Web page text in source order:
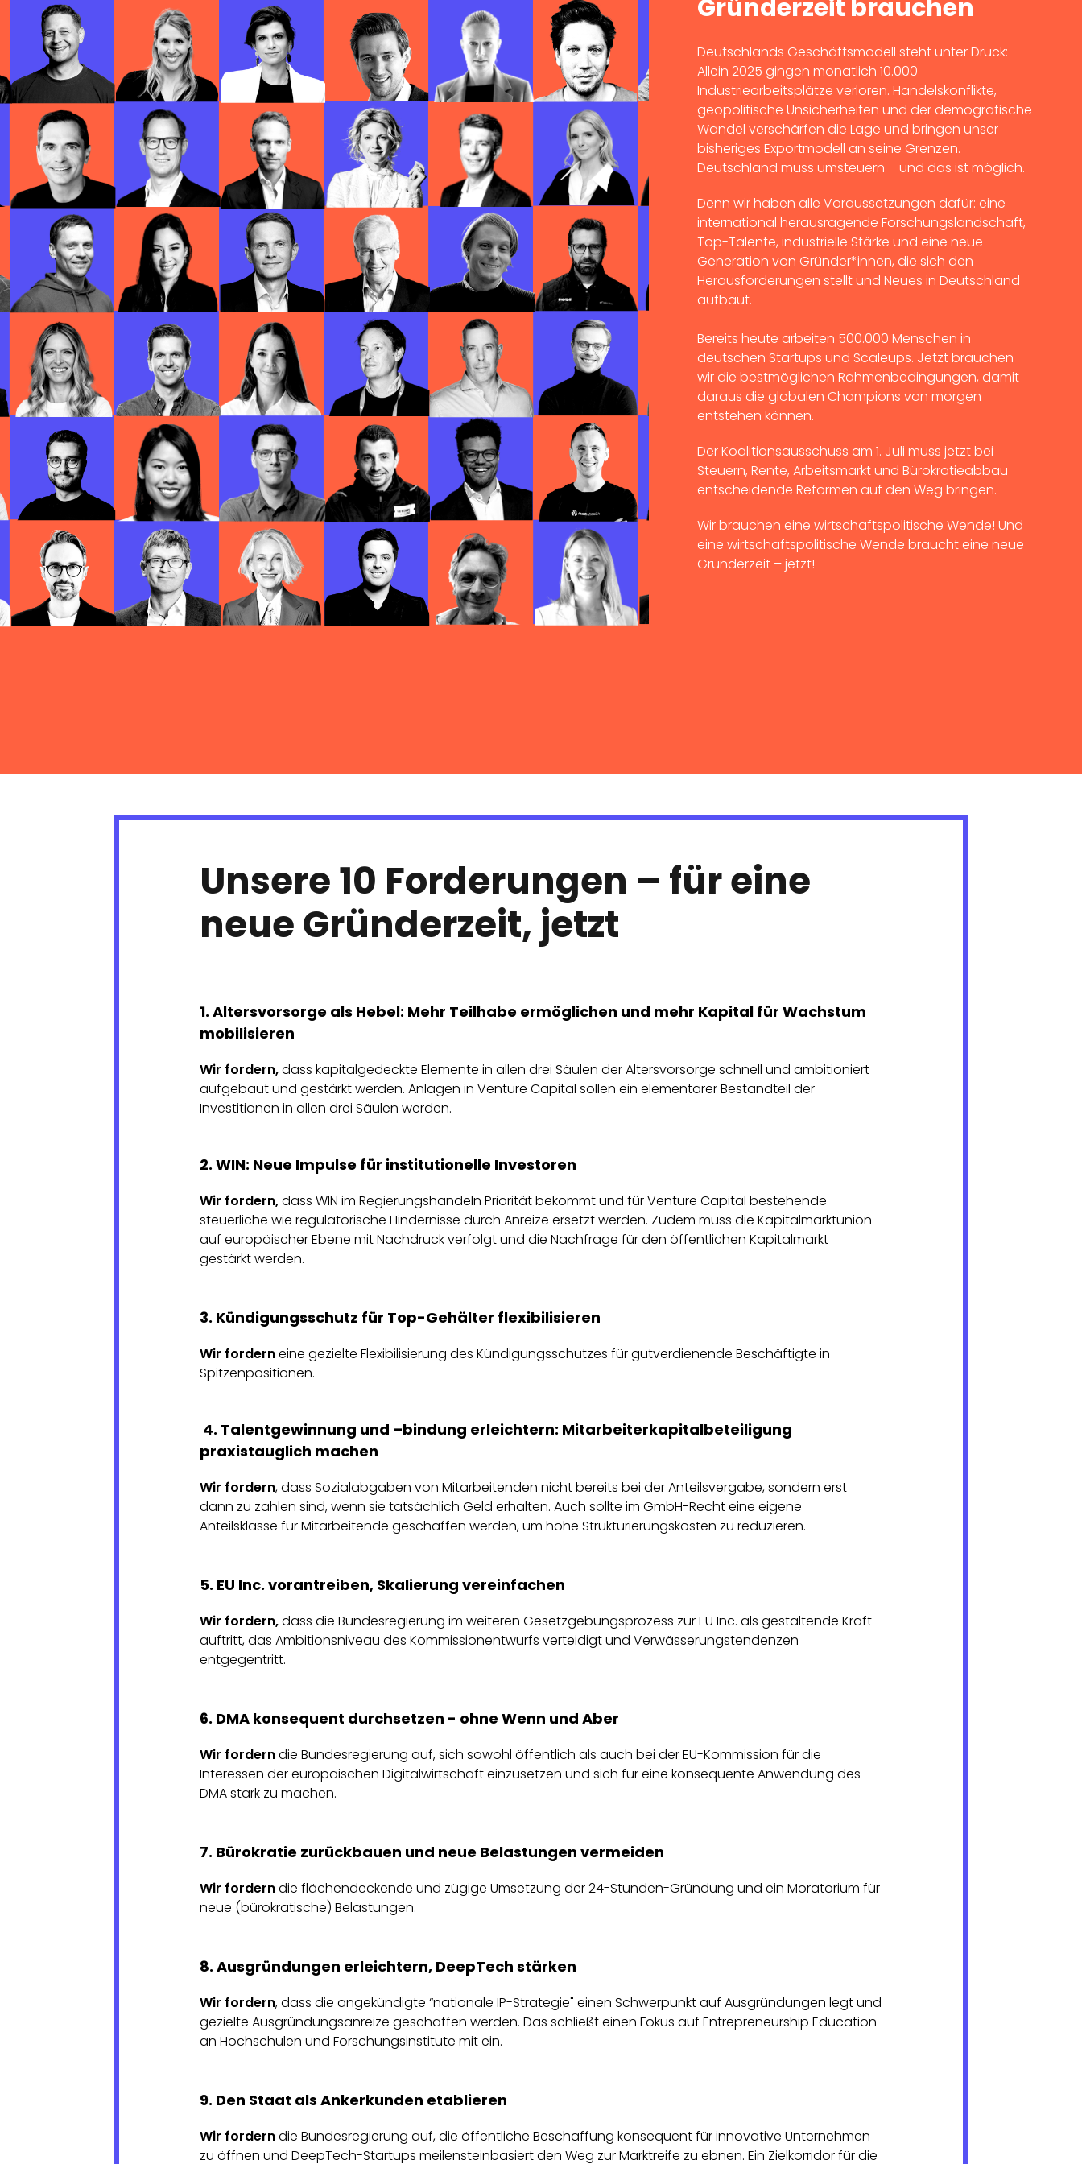
Gründerzeit brauchen
Deutschlands Geschäftsmodell steht unter Druck:
Allein 2025 gingen monatlich 10.000
Industriearbeitsplätze verloren. Handelskonflikte,
geopolitische Unsicherheiten und der demografische
Wandel verschärfen die Lage und bringen unser
bisheriges Exportmodell an seine Grenzen.
Deutschland muss umsteuern – und das ist möglich.
Denn wir haben alle Voraussetzungen dafür: eine
international herausragende Forschungslandschaft,
Top-Talente, industrielle Stärke und eine neue
Generation von Gründer*innen, die sich den
Herausforderungen stellt und Neues in Deutschland
aufbaut.
Bereits heute arbeiten 500.000 Menschen in
deutschen Startups und Scaleups. Jetzt brauchen
wir die bestmöglichen Rahmenbedingungen, damit
daraus die globalen Champions von morgen
entstehen können.
Der Koalitionsausschuss am 1. Juli muss jetzt bei
Steuern, Rente, Arbeitsmarkt und Bürokratieabbau
entscheidende Reformen auf den Weg bringen.
Wir brauchen eine wirtschaftspolitische Wende! Und
eine wirtschaftspolitische Wende braucht eine neue
Gründerzeit – jetzt!
Unsere 10 Forderungen – für eine
neue Gründerzeit, jetzt
1. Altersvorsorge als Hebel: Mehr Teilhabe ermöglichen und mehr Kapital für Wachstum
mobilisieren
Wir fordern,dass kapitalgedeckte Elemente in allen drei Säulen der Altersvorsorge schnell und ambitioniert
aufgebaut und gestärkt werden. Anlagen in Venture Capital sollen ein elementarer Bestandteil der
Investitionen in allen drei Säulen werden.
2. WIN: Neue Impulse für institutionelle Investoren
Wir fordern,dass WIN im Regierungshandeln Priorität bekommt und für Venture Capital bestehende
steuerliche wie regulatorische Hindernisse durch Anreize ersetzt werden. Zudem muss die Kapitalmarktunion
auf europäischer Ebene mit Nachdruck verfolgt und die Nachfrage für den öffentlichen Kapitalmarkt
gestärkt werden.
3. Kündigungsschutz für Top-Gehälter flexibilisieren
Wir forderneine gezielte Flexibilisierung des Kündigungsschutzes für gutverdienende Beschäftigte in
Spitzenpositionen.
4. Talentgewinnung und –bindung erleichtern: Mitarbeiterkapitalbeteiligung
praxistauglich machen
Wir fordern, dass Sozialabgaben von Mitarbeitenden nicht bereits bei der Anteilsvergabe, sondern erst
dann zu zahlen sind, wenn sie tatsächlich Geld erhalten. Auch sollte im GmbH-Recht eine eigene
Anteilsklasse für Mitarbeitende geschaffen werden, um hohe Strukturierungskosten zu reduzieren.
5. EU Inc. vorantreiben, Skalierung vereinfachen
Wir fordern,dass die Bundesregierung im weiteren Gesetzgebungsprozess zur EU Inc. als gestaltende Kraft
auftritt, das Ambitionsniveau des Kommissionentwurfs verteidigt und Verwässerungstendenzen
entgegentritt.
6. DMA konsequent durchsetzen - ohne Wenn und Aber
Wir forderndie Bundesregierung auf, sich sowohl öffentlich als auch bei der EU-Kommission für die
Interessen der europäischen Digitalwirtschaft einzusetzen und sich für eine konsequente Anwendung des
DMA stark zu machen.
7. Bürokratie zurückbauen und neue Belastungen vermeiden
Wir forderndie flächendeckende und zügige Umsetzung der 24-Stunden-Gründung und ein Moratorium für
neue (bürokratische) Belastungen.
8. Ausgründungen erleichtern, DeepTech stärken
Wir fordern, dass die angekündigte “nationale IP-Strategie" einen Schwerpunkt auf Ausgründungen legt und
gezielte Ausgründungsanreize geschaffen werden. Das schließt einen Fokus auf Entrepreneurship Education
an Hochschulen und Forschungsinstitute mit ein.
9. Den Staat als Ankerkunden etablieren
Wir forderndie Bundesregierung auf, die öffentliche Beschaffung konsequent für innovative Unternehmen
zu öffnen und DeepTech-Startups meilensteinbasiert den Weg zur Marktreife zu ebnen. Ein Zielkorridor für die